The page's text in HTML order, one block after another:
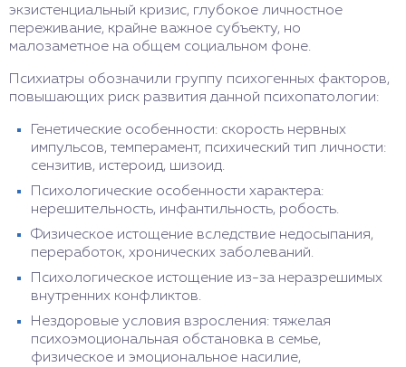
экзистенциальный кризис, глубокое личностное
переживание, крайне важное субъекту, но
малозаметное на общем социальном фоне.
Психиатры обозначили группу психогенных факторов,
повышающих риск развития данной психопатологии:
Генетические особенности: скорость нервных
импульсов, темперамент, психический тип личности:
сензитив, истероид, шизоид.
Психологические особенности характера:
нерешительность, инфантильность, робость.
Физическое истощение вследствие недосыпания,
переработок, хронических заболеваний.
Психологическое истощение из-за неразрешимых
внутренних конфликтов.
Нездоровые условия взросления: тяжелая
психоэмоциональная обстановка в семье,
физическое и эмоциональное насилие,